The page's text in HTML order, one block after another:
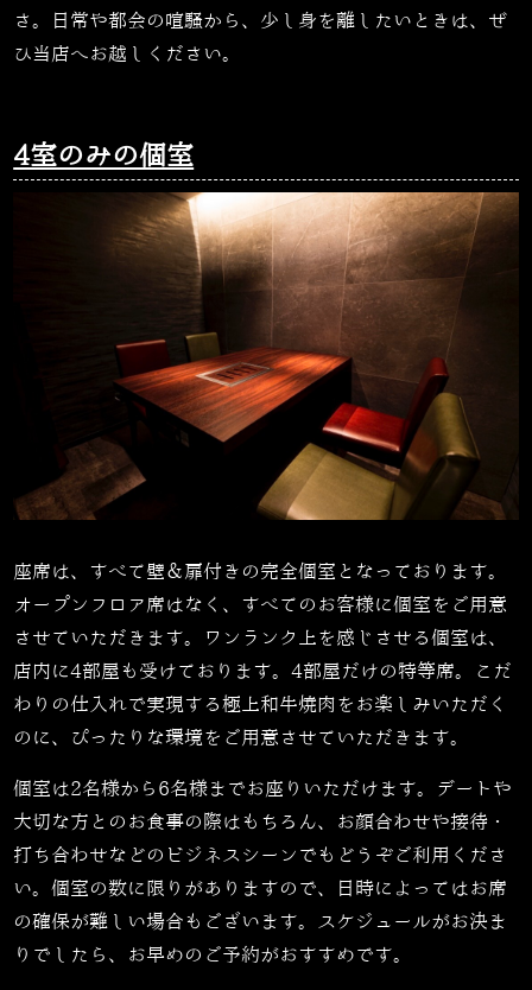
さ。日常や都会の喧騒から、少し身を離したいときは、ぜ
ひ当店へお越しください。
4室のみの個室
座席は、すべて壁＆扉付きの完全個室となっております。
オープンフロア席はなく、すべてのお客様に個室をご用意
させていただきます。ワンランク上を感じさせる個室は、
店内に4部屋も受けております。4部屋だけの特等席。こだ
わりの仕入れで実現する極上和牛焼肉をお楽しみいただく
のに、ぴったりな環境をご用意させていただきます。
個室は2名様から 6名様までお座りいただけます。デートや
大切な方とのお食事の際はもちろん、お顔合わせや接待・
打ち合わせなどのビジネスシーンでもどうぞご利用くださ
い。個室の数に限りがありますので、日時によってはお席
の確保が難しい場合もございます。スケジュールがお決ま
りでしたら、お早めのご予約がおすすめです。